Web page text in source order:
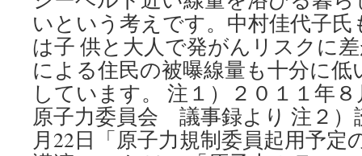
いという考えです。中村佳代子
は子 供と大人で発がんリスクに
による住民の被曝線量も十分に低
しています。 注１）２０１１年
原子力委員会 議事録より 注２
月22日「原子力規制委員起用予定